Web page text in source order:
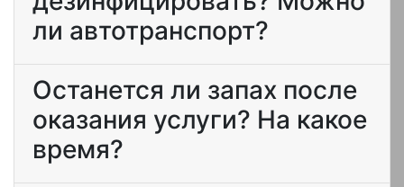
ли автотранспорт?
Останется ли запах после
оказания услуги? На какое
время?